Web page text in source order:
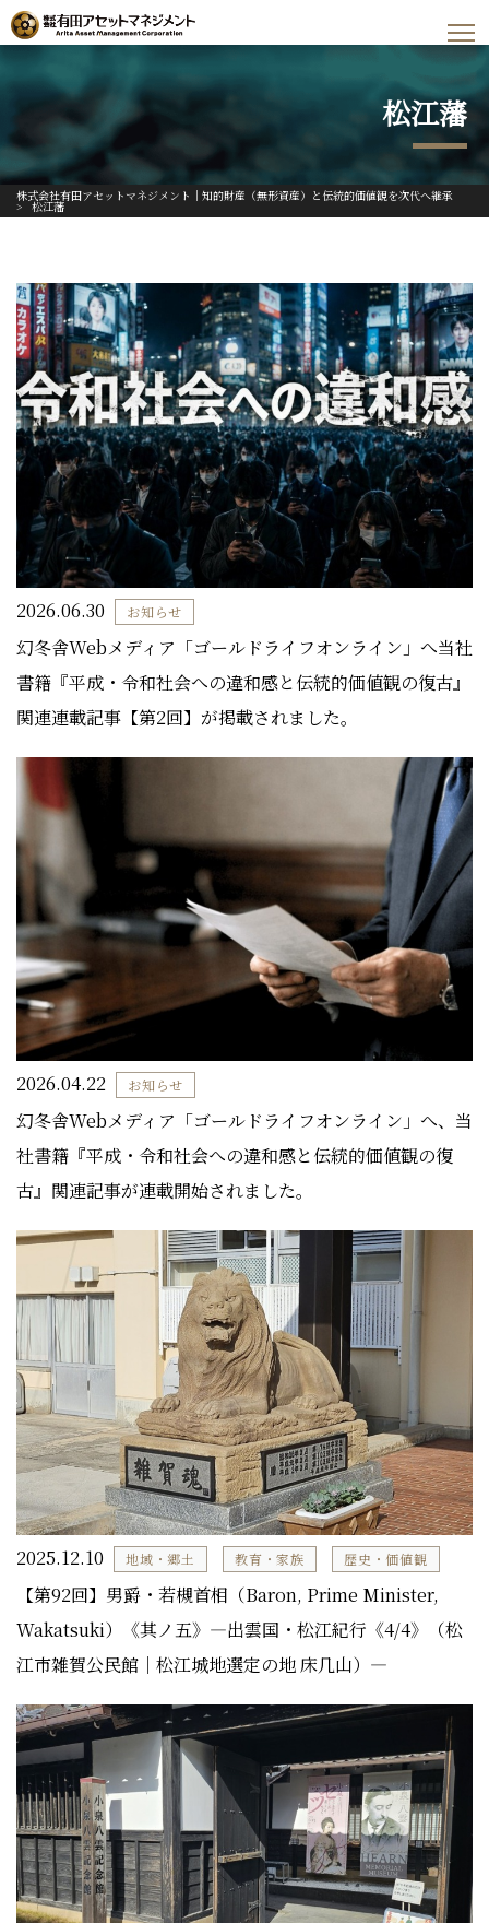
松江藩
株式会社有田アセットマネジメント｜知的財産（無形資産）と伝統的価値観を次代へ継承
> 松江藩
2026.06.30 お知らせ
幻冬舎Webメディア「ゴールドライフオンライン」へ当社
書籍『平成・令和社会への違和感と伝統的価値観の復古』
関連連載記事【第2回】が掲載されました。
2026.04.22 お知らせ
幻冬舎Webメディア「ゴールドライフオンライン」へ、当
社書籍『平成・令和社会への違和感と伝統的価値観の復
古』関連記事が連載開始されました。
2025.12.10 地域・郷土 教育・家族 歴史・価値観
【第92回】男爵・若槻首相（Baron, Prime Minister,
Wakatsuki）《其ノ五》―出雲国・松江紀行《4/4》（松
江市雑賀公民館｜松江城地選定の地 床几山）―